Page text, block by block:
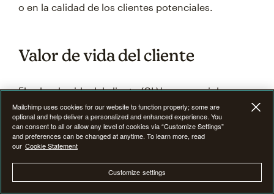
o en la calidad de los clientes potenciales.
Valor de vida del cliente
El valor de vida del cliente (CLV, por sus siglas en
inglés) es una medida extremadamente importante
que puntúa los ingresos totales que se espera que
un cliente genere a lo largo de su relación.
El CLV puede ayudar a los equipos de activación de
ventas a identificar y dirigirse a los clientes de
Mailchimp uses cookies for our website to function properly; some are
optional and help deliver a personalized and enhanced experience. You
can consent to all or allow any level of cookies via “Customize Settings”
and preferences can be changed at anytime. To learn more, read
our Cookie Statement
Customize settings